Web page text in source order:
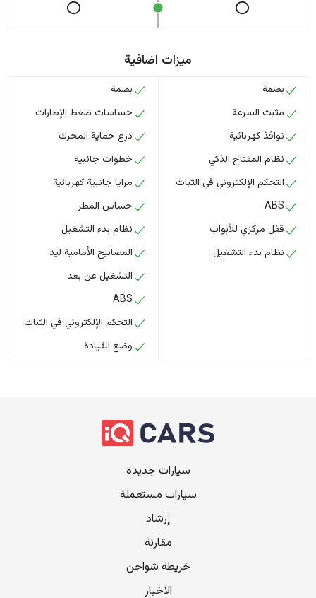
ميزات اضافية
بصمة
مثبت السرعة
نوافذ كهربائية
نظام المفتاح الذكي
التحكم الإلكتروني في الثبات
ABS
قفل مركزي للأبواب
نظام بدء التشغيل
بصمة
حساسات ضغط الإطارات
درع حماية المحرك
خطوات جانبية
مرايا جانبية كهربائية
حساس المطر
نظام بدء التشغيل
المصابيح الأمامية ليد
التشغيل عن بعد
ABS
التحكم الإلكتروني في الثبات
وضع القيادة
سيارات جديدة
سيارات مستعملة
إرشاد
مقارنة
خريطة شواحن
الاخبار